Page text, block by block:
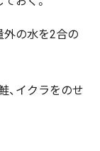
外の水を2合の
、イクラをのせ